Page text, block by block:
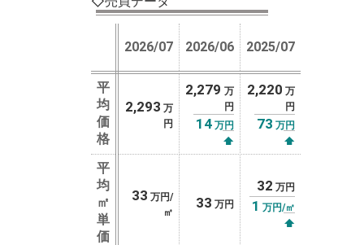
2026/07 2026/06 2025/07
平
均
価
格
2,293 万
円
2,279 万
円
14 万円
⬆
2,220 万
円
73 万円
⬆
平
均
㎡
単
価
33 万円/
㎡
33 万円
32 万円
1 万円/㎡
⬆